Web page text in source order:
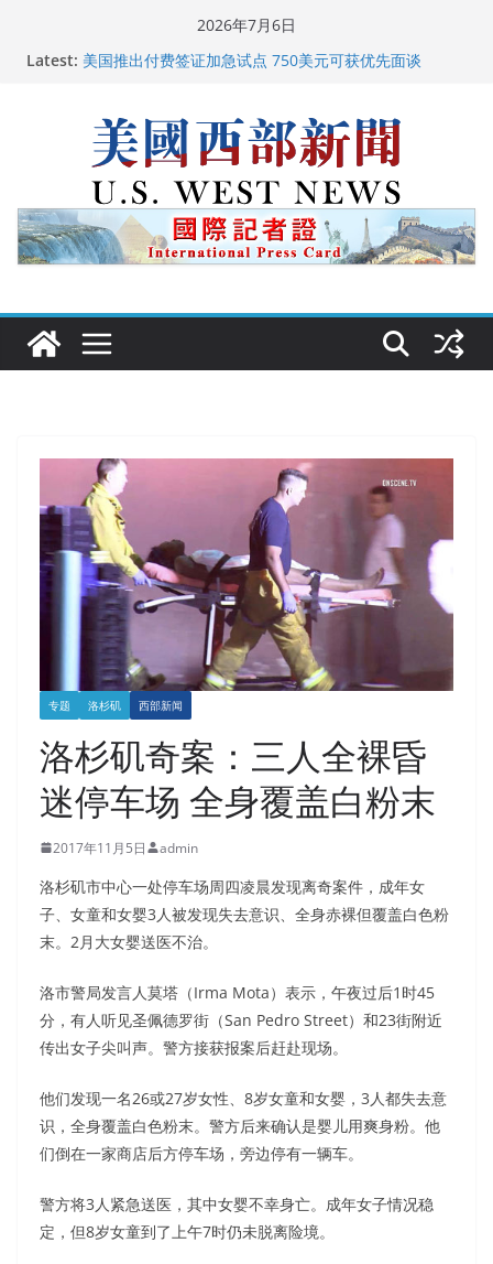
2026年7月6日
Latest: 美国推出付费签证加急试点 750美元可获优先面谈
美国最高法院维持“出生公民权” : 出生在美国就是美国
人！
中国驻美国大使谢锋邀请美国老教师罗纳德·萨科尔斯基
再次访华
广州市沉香协会会长周天明：让沉香有序走向世界
专题 洛杉矶 西部新闻
洛杉矶奇案：三人全裸昏
迷停车场 全身覆盖白粉末
2017年11月5日 admin
洛杉矶市中心一处停车场周四凌晨发现离奇案件，成年女
子、女童和女婴3人被发现失去意识、全身赤裸但覆盖白色粉
末。2月大女婴送医不治。
洛市警局发言人莫塔（Irma Mota）表示，午夜过后1时45
分，有人听见圣佩德罗街（San Pedro Street）和23街附近
传出女子尖叫声。警方接获报案后赶赴现场。
他们发现一名26或27岁女性、8岁女童和女婴，3人都失去意
识，全身覆盖白色粉末。警方后来确认是婴儿用爽身粉。他
们倒在一家商店后方停车场，旁边停有一辆车。
警方将3人紧急送医，其中女婴不幸身亡。成年女子情况稳
定，但8岁女童到了上午7时仍未脱离险境。